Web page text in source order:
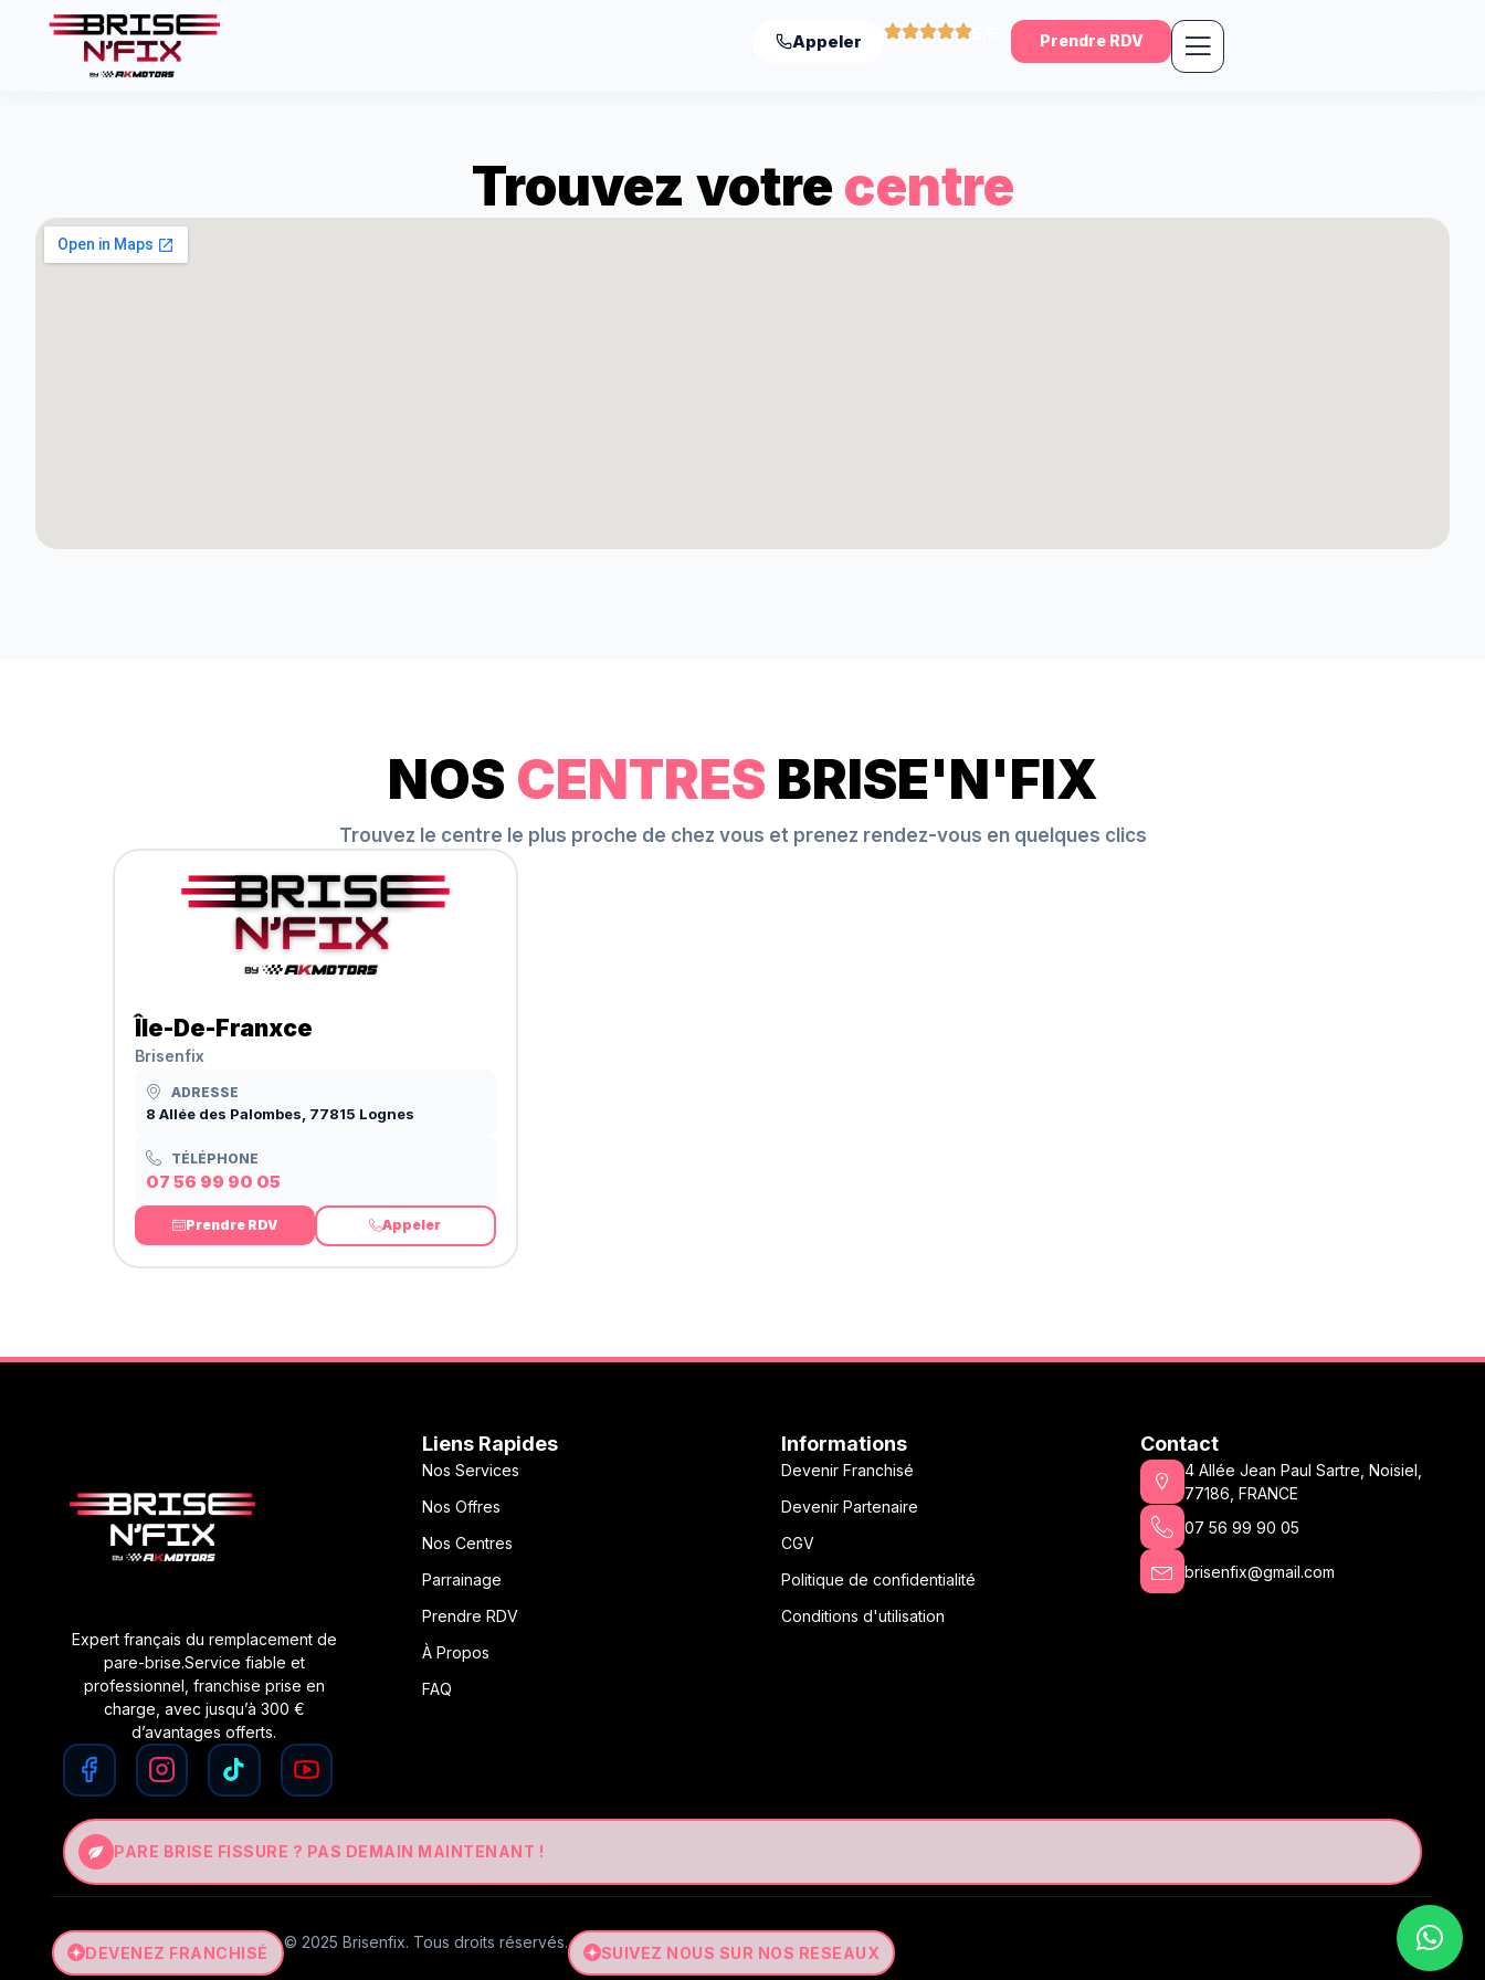
Appeler Prendre RDV
Trouvez votre centre
NOS CENTRES BRISE'N'FIX
Trouvez le centre le plus proche de chez vous et prenez rendez-vous en quelques clics
Île-De-Franxce
Brisenfix
ADRESSE
8 Allée des Palombes, 77815 Lognes
TÉLÉPHONE
07 56 99 90 05
Prendre RDV Appeler
Expert français du remplacement de
pare-brise.Service fiable et
professionnel, franchise prise en
charge, avec jusqu’à 300 €
d’avantages offerts.
Liens Rapides
Nos Services
Nos Offres
Nos Centres
Parrainage
Prendre RDV
À Propos
FAQ
Informations
Devenir Franchisé
Devenir Partenaire
CGV
Politique de confidentialité
Conditions d'utilisation
Contact
4 Allée Jean Paul Sartre, Noisiel,
77186, FRANCE
07 56 99 90 05
brisenfix@gmail.com
PARE BRISE FISSURE ? PAS DEMAIN MAINTENANT !
DEVENEZ FRANCHISÉ
© 2025 Brisenfix. Tous droits réservés.
SUIVEZ NOUS SUR NOS RESEAUX